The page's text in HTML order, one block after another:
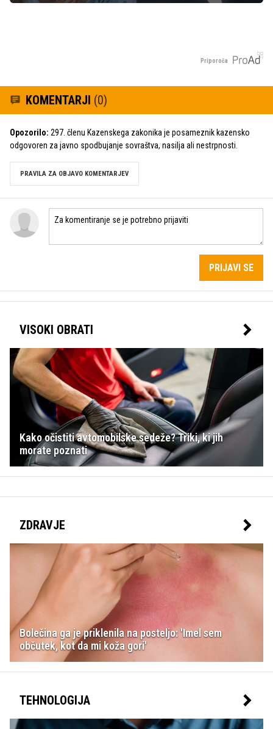
Priporoča
KOMENTARJI (0)
Opozorilo: 297. členu Kazenskega zakonika je posameznik kazensko
odgovoren za javno spodbujanje sovraštva, nasilja ali nestrpnosti.
PRAVILA ZA OBJAVO KOMENTARJEV
PRIJAVI SE
VISOKI OBRATI
Kako očistiti avtomobilske sedeže? Triki, ki jih
morate poznati
ZDRAVJE
Bolečina ga je priklenila na posteljo: 'Imel sem
občutek, kot da mi koža gori'
TEHNOLOGIJA